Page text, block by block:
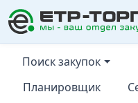
ЕТР-ТОРГИ
Поиск закупок
Планировщик